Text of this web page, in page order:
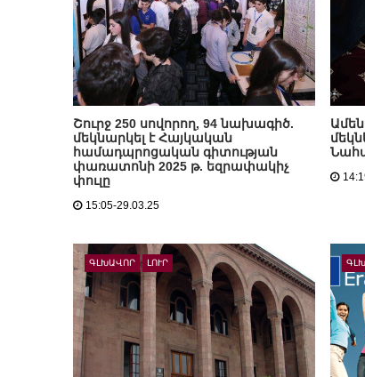
Շուրջ 250 սովորող, 94 նախագիծ.
մեկնարկել է Հայկական
համադպրոցական գիտության
փառատոնի 2025 թ. եզրափակիչ
փուլը
15:05-29.03.25
ԳԼԽԱՎՈՐ ԼՈՒՐ